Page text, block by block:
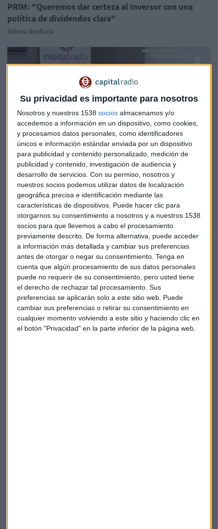
Su privacidad es importante para nosotros
Nosotros y nuestros 1538 socios almacenamos y/o
accedemos a información en un dispositivo, como cookies,
y procesamos datos personales, como identificadores
únicos e información estándar enviada por un dispositivo
para publicidad y contenido personalizado, medición de
publicidad y contenido, investigación de audiencia y
desarrollo de servicios. Con su permiso, nosotros y
nuestros socios podemos utilizar datos de localización
geográfica precisa e identificación mediante las
características de dispositivos. Puede hacer clic para
otorgarnos su consentimiento a nosotros y a nuestros 1538
socios para que llevemos a cabo el procesamiento
previamente descrito. De forma alternativa, puede acceder
a información más detallada y cambiar sus preferencias
antes de otorgar o negar su consentimiento. Tenga en
cuenta que algún procesamiento de sus datos personales
puede no requerir de su consentimiento, pero usted tiene
el derecho de rechazar tal procesamiento. Sus
preferencias se aplicarán solo a este sitio web. Puede
cambiar sus preferencias o retirar su consentimiento en
cualquier momento volviendo a este sitio y haciendo clic en
el botón "Privacidad" en la parte inferior de la página web.
PRIM: "Queremos dar certeza al inversor con una
política de dividendos clara"
Xelena Niedbala
ENTREVISTA DE FONDOS
Candriam explica por qué el sector salud está en "un
momento muy atractivo"
Lucía Martín